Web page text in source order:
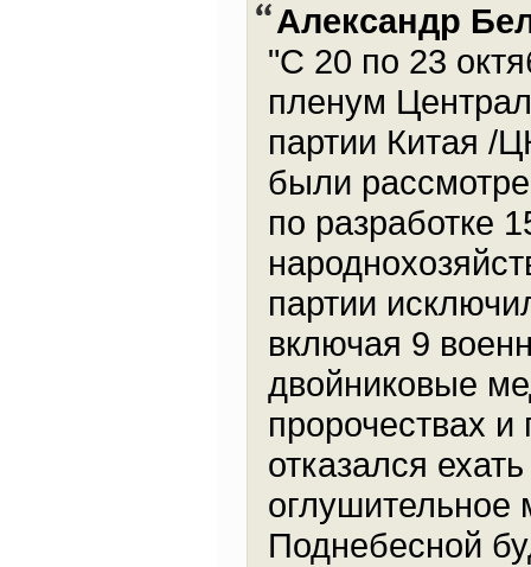
Александр
"С 20 по 23
пленум
партии Китая /
были
по разработке
партии
включая 9
двойниковые
пророчествах
отказался
оглушительное
Поднебесной